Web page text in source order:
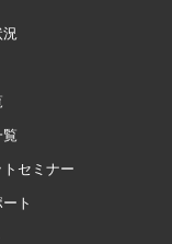
セミナー
ト